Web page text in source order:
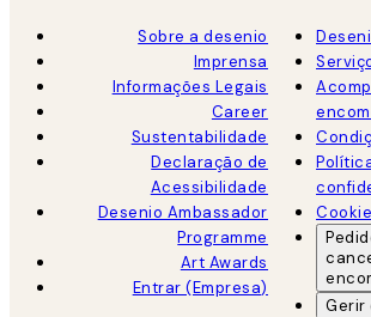
Sobre a desenio
Imprensa
Informações Legais
Career
Sustentabilidade
Declaração de
Acessibilidade
Desenio Ambassador
Programme
Art Awards
Entrar (Empresa)
Gerir